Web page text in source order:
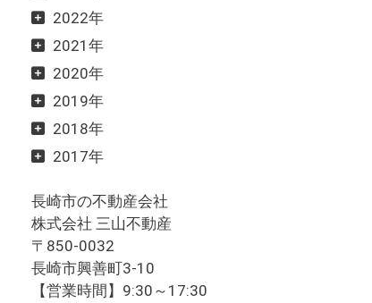
2022年
2021年
2020年
2019年
2018年
2017年
長崎市の不動産会社
株式会社 三山不動産
〒850-0032
長崎市興善町3-10
【営業時間】9:30～17:30